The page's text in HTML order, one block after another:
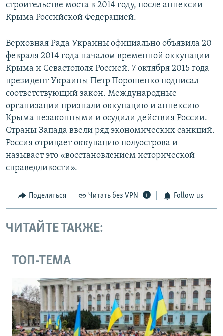
строительстве моста в 2014 году, после аннексии
Крыма Российской Федерацией.
Верховная Рада Украины официально объявила 20
февраля 2014 года началом временной оккупации
Крыма и Севастополя Россией. 7 октября 2015 года
президент Украины Петр Порошенко подписал
соответствующий закон. Международные
организации признали оккупацию и аннексию
Крыма незаконными и осудили действия России.
Страны Запада ввели ряд экономических санкций.
Россия отрицает оккупацию полуострова и
называет это «восстановлением исторической
справедливости».
Поделиться Читать без VPN Follow us
ЧИТАЙТЕ ТАКЖЕ:
ТОП-ТЕМА